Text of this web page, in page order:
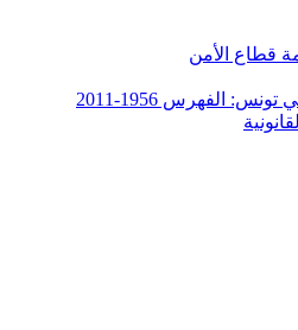
قطاع الأمن
الفهرس 1956-2011